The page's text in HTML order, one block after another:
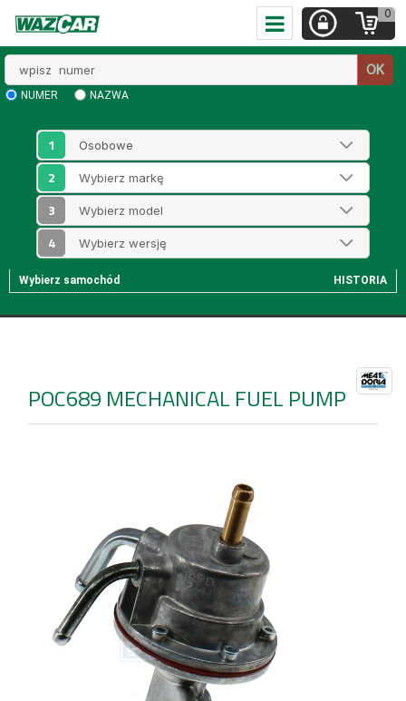
0
numer
OK
NUMER NAZWA
1
2
3
4
Wybierz samochód HISTORIA
POC689 MECHANICAL FUEL PUMP